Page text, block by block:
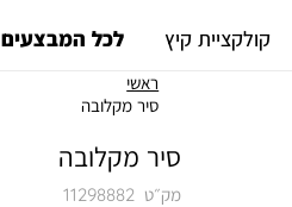
קולקציית קיץ לכל המבצעים
ראשי
סיר מקלובה
סיר מקלובה
מק״ט 11298882